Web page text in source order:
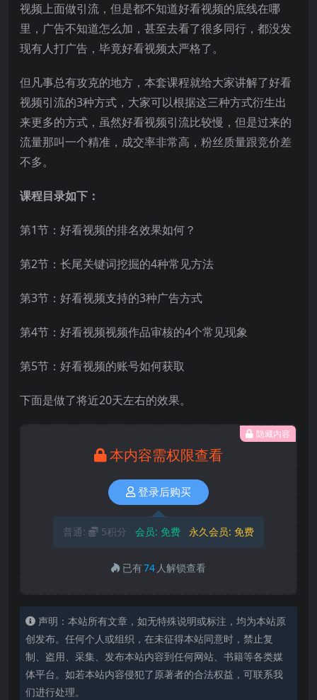
视频上面做引流，但是都不知道好看视频的底线在哪
里，广告不知道怎么加，甚至去看了很多同行，都没发
现有人打广告，毕竟好看视频太严格了。
但凡事总有攻克的地方，本套课程就给大家讲解了好看
视频引流的3种方式，大家可以根据这三种方式衍生出
来更多的方式，虽然好看视频引流比较慢，但是过来的
流量那叫一个精准，成交率非常高，粉丝质量跟竞价差
不多。
课程目录如下：
第1节：好看视频的排名效果如何？
第2节：长尾关键词挖掘的4种常见方法
第3节：好看视频支持的3种广告方式
第4节：好看视频视频作品审核的4个常见现象
第5节：好看视频的账号如何获取
下面是做了将近20天左右的效果。
隐藏内容
本内容需权限查看
登录后购买
普通: 5积分 会员: 免费 永久会员: 免费
已有74 人解锁查看
声明：本站所有文章，如无特殊说明或标注，均为本站原
创发布。任何个人或组织，在未征得本站同意时，禁止复
制、盗用、采集、发布本站内容到任何网站、书籍等各类媒
体平台。如若本站内容侵犯了原著者的合法权益，可联系我
们进行处理。